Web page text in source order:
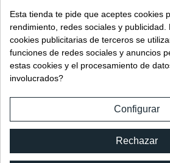
Material
ALUMINIO
Longitud 3000 MM
STANDARD
Grosor 8 MM
10 MM
OTROS ACABADOS
PLATA ALTO BRILLO
Esta tienda te pide que aceptes cookies
rendimiento, redes sociales y
cookies publicitarias de terceros se
funciones de redes sociales y anuncios
estas cookies y el procesamiento de
involucrados?
Configurar
Rechazar